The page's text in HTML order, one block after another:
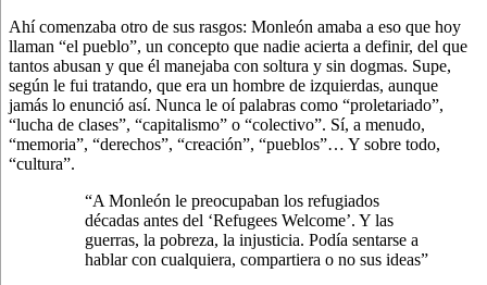
Ahí comenzaba otro de sus rasgos: Monleón amaba a eso que hoy
llaman “el pueblo”, un concepto que nadie acierta a definir, del que
tantos abusan y que él manejaba con soltura y sin dogmas. Supe,
según le fui tratando, que era un hombre de izquierdas, aunque
jamás lo enunció así. Nunca le oí palabras como “proletariado”,
“lucha de clases”, “capitalismo” o “colectivo”. Sí, a menudo,
“memoria”, “derechos”, “creación”, “pueblos”… Y sobre todo,
“cultura”.
“A Monleón le preocupaban los refugiados
décadas antes del ‘Refugees Welcome’. Y las
guerras, la pobreza, la injusticia. Podía sentarse a
hablar con cualquiera, compartiera o no sus ideas”